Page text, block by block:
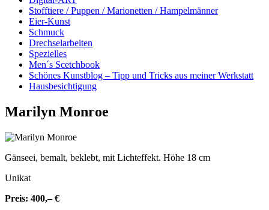
Stofftiere / Puppen / Marionetten / Hampelmänner
Eier-Kunst
Schmuck
Drechselarbeiten
Spezielles
Men´s Scetchbook
Schönes Kunstblog – Tipp und Tricks aus meiner Werkstatt
Hausbesichtigung
Marilyn Monroe
Gänseei, bemalt, beklebt, mit Lichteffekt. Höhe 18 cm
Unikat
Preis: 400,– €